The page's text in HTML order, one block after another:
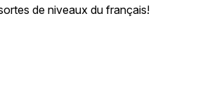
de niveaux du français!